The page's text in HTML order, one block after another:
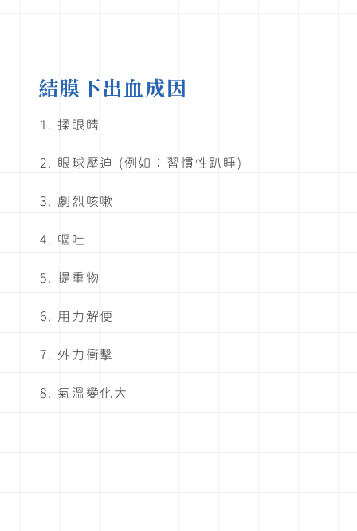
結膜下出血成因
揉眼睛
眼球壓迫 (例如：習慣性趴睡)
劇烈咳嗽
嘔吐
提重物
用力解便
外力衝擊
氣溫變化大